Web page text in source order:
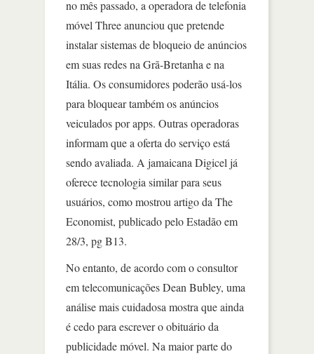
no mês passado, a operadora de telefonia
móvel Three anunciou que pretende
instalar sistemas de bloqueio de anúncios
em suas redes na Grã-Bretanha e na
Itália. Os consumidores poderão usá-los
para bloquear também os anúncios
veiculados por apps. Outras operadoras
informam que a oferta do serviço está
sendo avaliada. A jamaicana Digicel já
oferece tecnologia similar para seus
usuários, como mostrou artigo da The
Economist, publicado pelo Estadão em
28/3, pg B13.
No entanto, de acordo com o consultor
em telecomunicações Dean Bubley, uma
análise mais cuidadosa mostra que ainda
é cedo para escrever o obituário da
publicidade móvel. Na maior parte do